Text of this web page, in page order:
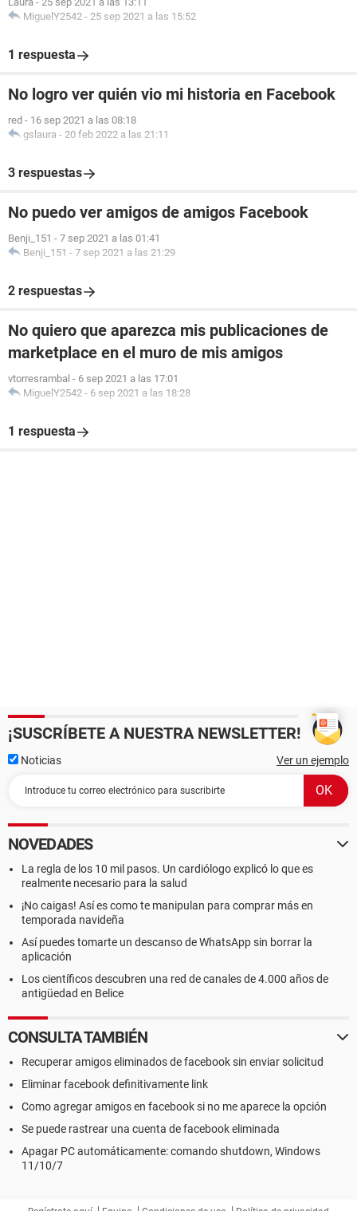
MiguelY2542 - 25 sep 2021 a las 15:52
1 respuesta
No logro ver quién vio mi historia en Facebook
red - 16 sep 2021 a las 08:18
gslaura - 20 feb 2022 a las 21:11
3 respuestas
No puedo ver amigos de amigos Facebook
Benji_151 - 7 sep 2021 a las 01:41
Benji_151 - 7 sep 2021 a las 21:29
2 respuestas
No quiero que aparezca mis publicaciones de
marketplace en el muro de mis amigos
vtorresrambal - 6 sep 2021 a las 17:01
MiguelY2542 - 6 sep 2021 a las 18:28
1 respuesta
¡SUSCRÍBETE A NUESTRA NEWSLETTER!
Noticias Ver un ejemplo
NOVEDADES
La regla de los 10 mil pasos. Un cardiólogo explicó lo que es
realmente necesario para la salud
¡No caigas! Así es como te manipulan para comprar más en
temporada navideña
Así puedes tomarte un descanso de WhatsApp sin borrar la
aplicación
Los científicos descubren una red de canales de 4.000 años de
antigüedad en Belice
CONSULTA TAMBIÉN
Recuperar amigos eliminados de facebook sin enviar solicitud
Eliminar facebook definitivamente link
Como agregar amigos en facebook si no me aparece la opción
Se puede rastrear una cuenta de facebook eliminada
Apagar PC automáticamente: comando shutdown, Windows
11/10/7